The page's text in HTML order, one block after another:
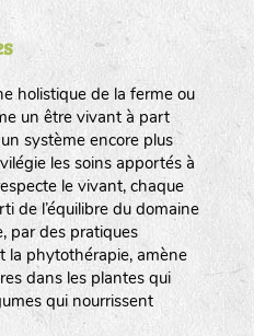
holistique de la ferme ou
un être vivant à part
système encore plus
les soins apportés à
le vivant, chaque
de l’équilibre du domaine
par des pratiques
la phytothérapie, amène
dans les plantes qui
qui nourrissent
(en haut à gauche)
cultivée